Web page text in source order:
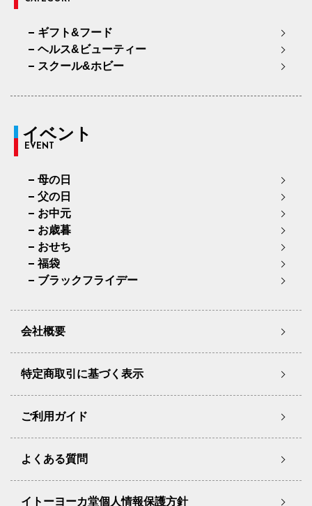
ギフト&フード
ヘルス&ビューティー
スクール&ホビー
イベント
EVENT
母の日
父の日
お中元
お歳暮
おせち
福袋
ブラックフライデー
会社概要
特定商取引に基づく表示
ご利用ガイド
よくある質問
イトーヨーカ堂個人情報保護方針